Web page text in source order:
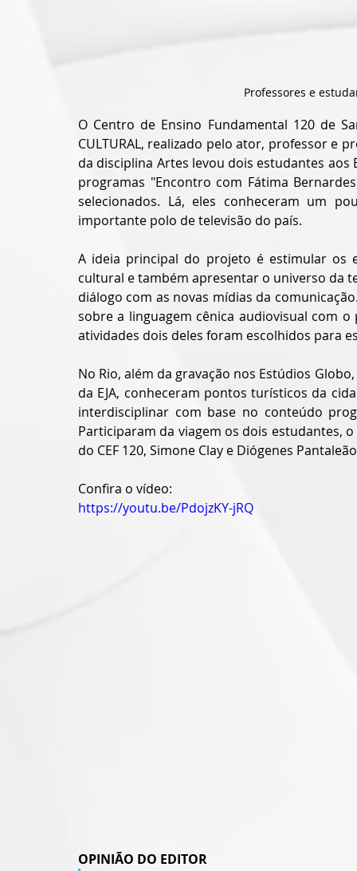
Professores e
O Centro de Ensino Fundamental 120 de
CULTURAL, realizado pelo ator, professor e
da disciplina Artes levou dois estudantes aos
programas "Encontro com Fátima
selecionados. Lá, eles conheceram um
importante polo de televisão do país.
A ideia principal do projeto é estimular os
cultural e também apresentar o universo da
diálogo com as novas mídias da
sobre a linguagem cênica audiovisual com
atividades dois deles foram escolhidos para
No Rio, além da gravação nos Estúdios
da EJA, conheceram pontos turísticos da
interdisciplinar com base no conteúdo
Participaram da viagem os dois estudantes,
do CEF 120, Simone Clay e Diógenes
Confira o vídeo:
https://youtu.be/PdojzKY-jRQ
OPINIÃO DO EDITOR